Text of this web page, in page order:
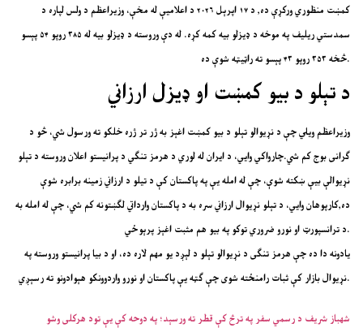
کمښت منظوري ورکړې ده, د ۱۷ اپرېل ۲۰۲۶ د اعلامیې له مخې، وزیراعظم د ولس لپاره د
سمدستي ریلیف په موخه د ډیزلو بیه کمه کړه. له دې وروسته د ډیزلو بیه له ۳۸۵ روپو ۵۴ پېسو
څخه ۳۵۳ روپو ۴۳ پېسو ته راټیټه شوې ده.
د تېلو د بیو کمښت او ډیزل ارزاني
وزیراعظم ویلي چې د نړیوالو تېلو د بیو کمښت اغېز به ژر تر ژره خلکو ته ورسول شي، څو د
ګرانی بوج کم شي.چارواکي وايي، د ایران له لوري د هرمز تنګي د پرانیستو اعلان وروسته د تېلو
نړیوالې بیې ښکته شوې، چې له امله یې په پاکستان کې د تیلو د ارزاني زمینه برابره شوې
ده,کارپوهان وايي، د تېلو نړیوال ارزاني سره به د پاکستان وارداتي لګښتونه کم شي، چې له امله به
د ترانسپورټ او نورو ضروري توکو په بیو هم مثبت اغېز پرېوځي.
یادونه دا ده چې هرمز تنګی د نړیوالو تېلو د لېږد یو مهم لاره ده، او د بیا پرانیستو وروسته په
نړیوال بازار کې ثبات رامنځته شوی چې ګټه یې پاکستان او نورو واردوونکو هېوادونو ته رسېږي.
شهباز شریف د رسمي سفر په ترڅ کې قطر ته ورسېد؛ په دوحه کې یې تود هرکلی وشو